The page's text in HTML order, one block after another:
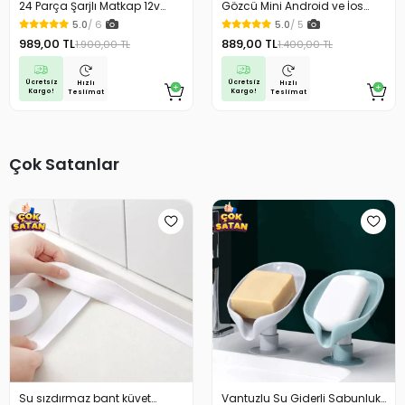
24 Parça Şarjlı Matkap 12v
Çelik Mandrenli Çift Akülü
Vidalama Matkap Seti
5.0/ 6
989,00 TL1.900,00 TL
Ücretsiz
Kargo!
Hızlı
Teslimat
Gözcü Mini Android ve İos
Uyumlu Takip Cihazı Geçmişe
Dönük Konum Gps Araç Motor
Çocuk Gizli Takip
5.0/ 5
889,00 TL1.400,00 TL
Ücretsiz
Kargo!
Hızlı
Teslimat
Çok Satanlar
Su sızdırmaz bant küvet
Vantuzlu Su Giderli Sabunluk